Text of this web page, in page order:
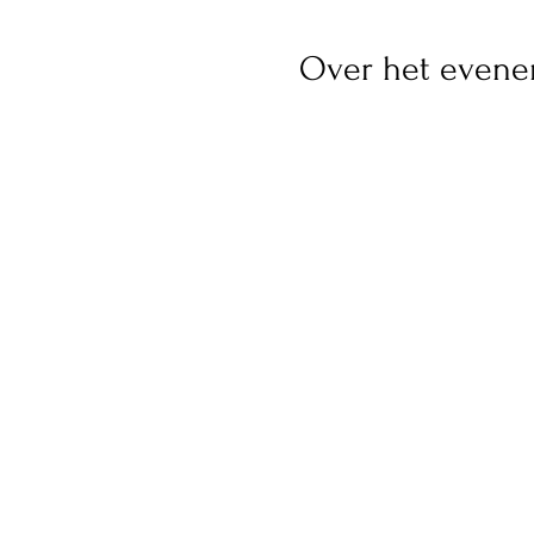
Over het